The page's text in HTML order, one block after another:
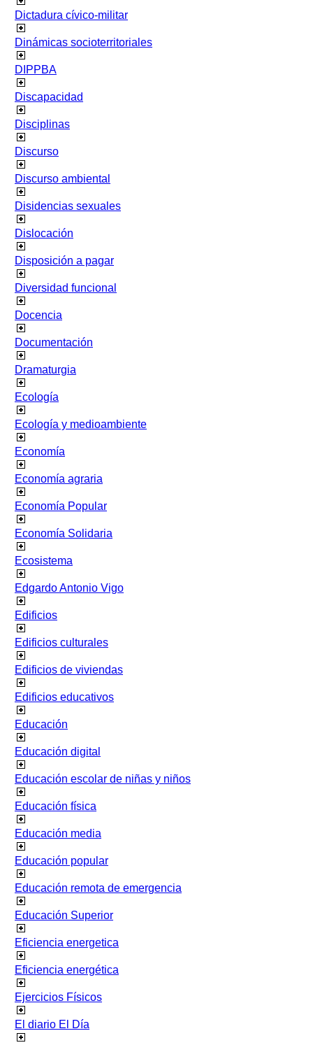
Dictadura cívico-militar
Dinámicas socioterritoriales
DIPPBA
Discapacidad
Disciplinas
Discurso
Discurso ambiental
Disidencias sexuales
Dislocación
Disposición a pagar
Diversidad funcional
Docencia
Documentación
Dramaturgia
Ecología
Ecología y medioambiente
Economía
Economía agraria
Economía Popular
Economía Solidaria
Ecosistema
Edgardo Antonio Vigo
Edificios
Edificios culturales
Edificios de viviendas
Edificios educativos
Educación
Educación digital
Educación escolar de niñas y niños
Educación física
Educación media
Educación popular
Educación remota de emergencia
Educación Superior
Eficiencia energetica
Eficiencia energética
Ejercicios Físicos
El diario El Día